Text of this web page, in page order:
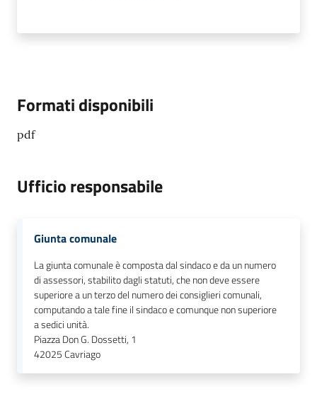
Seguici
Formati disponibili
pdf
Ufficio responsabile
Giunta comunale
La giunta comunale è composta dal sindaco e da un numero
di assessori, stabilito dagli statuti, che non deve essere
superiore a un terzo del numero dei consiglieri comunali,
computando a tale fine il sindaco e comunque non superiore
a sedici unità.
Piazza Don G. Dossetti, 1
42025Cavriago